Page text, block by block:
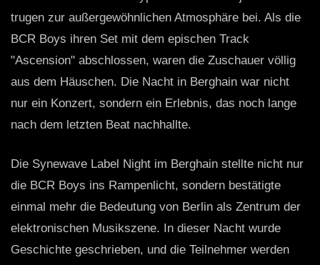
trugen zur außergewöhnlichen Atmosphäre bei. Als die
BCR Boys ihren Set mit dem epischen Track
"Ascension" abschlossen, waren die Zuschauer völlig
aus dem Häuschen. Die Nacht in Berghain war nicht
nur ein Konzert, sondern ein Erlebnis, das noch lange
nach dem letzten Beat nachhallte.
Die Synewave Label Night im Berghain stellte nicht nur
die BCR Boys ins Rampenlicht, sondern bestätigte
einmal mehr die Bedeutung von Berlin als Zentrum der
elektronischen Musikszene. In dieser Nacht wurde
Geschichte geschrieben, und die Teilnehmer werden